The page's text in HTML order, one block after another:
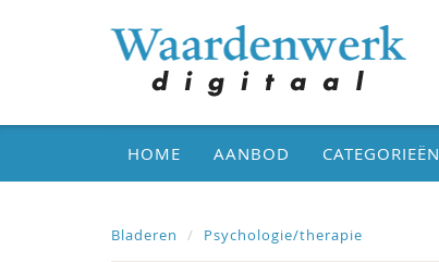
HOME AANBOD CATEGORIEËN
Bladeren Psychologie/therapie